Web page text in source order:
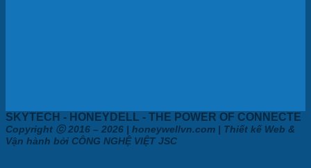
SKYTECH - HONEYDELL - THE POWER OF CONNECTE
Copyright ⓒ 2016 – 2026 | honeywellvn.com | Thiết kế Web &
Vận hành bởi CÔNG NGHỆ VIỆT JSC